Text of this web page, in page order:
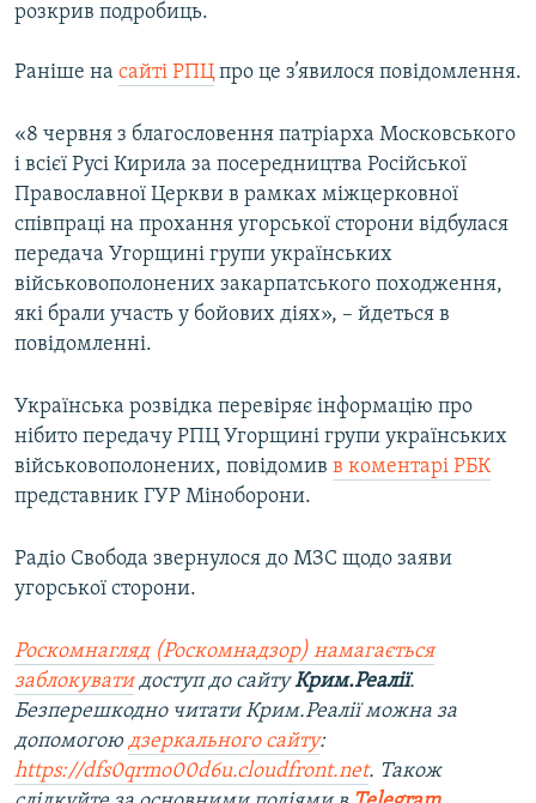
розкрив подробиць.
Раніше на сайті РПЦпро це з’явилося повідомлення.
«8 червня з благословення патріарха Московського
і всієї Русі Кирила за посередництва Російської
Православної Церкви в рамках міжцерковної
співпраці на прохання угорської сторони відбулася
передача Угорщині групи українських
військовополонених закарпатського походження,
які брали участь у бойових діях», – йдеться в
повідомленні.
Українська розвідка перевіряє інформацію про
нібито передачу РПЦ Угорщині групи українських
військовополонених, повідомив в коментарі РБК
представник ГУР Міноборони.
Радіо Свобода звернулося до МЗС щодо заяви
угорської сторони.
Роскомнагляд (Роскомнадзор) намагається
заблокуватидоступ до сайтуКрим.Реалії.
Безперешкодно читати Крим.Реалії можна за
допомогою дзеркального сайту:
https://dfs0qrmo00d6u.cloudfront.net. Також